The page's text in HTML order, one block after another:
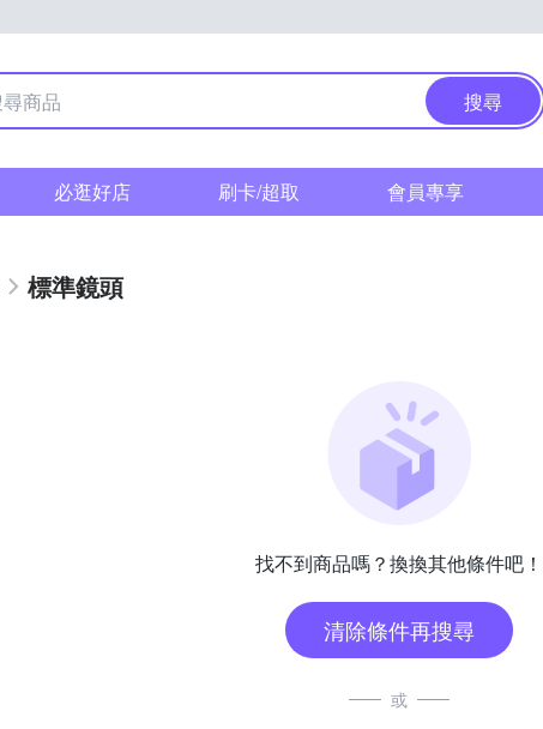
搜尋
必逛好店 刷卡/超取 會員專享
標準鏡頭
找不到商品嗎？換換其他條件吧！
清除條件再搜尋
或